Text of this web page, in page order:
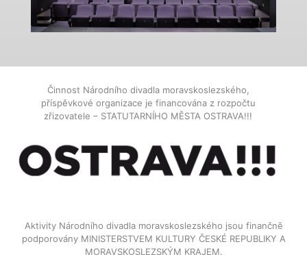
Činnost Národního divadla moravskoslezského,
příspěvkové organizace je financována z rozpočtu
zřizovatele – STATUTARNÍHO MĚSTA OSTRAVA!!!
Aktivity Národního divadla moravskoslezského jsou finančně
podporovány MINISTERSTVEM KULTURY ČESKÉ REPUBLIKY A
MORAVSKOSLEZSKÝM KRAJEM.